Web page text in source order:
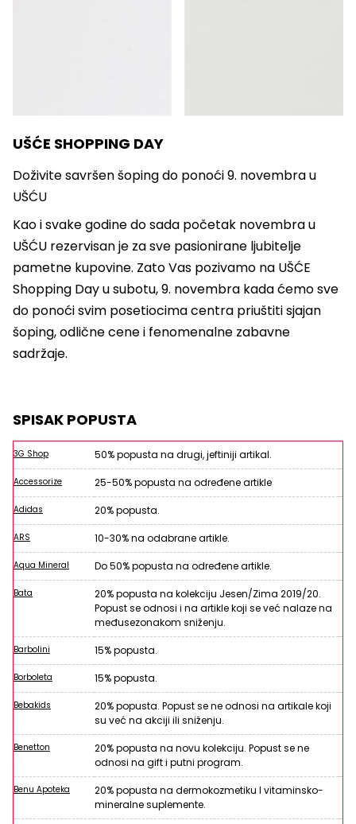
UŠĆE SHOPPING DAY
Doživite savršen šoping do ponoći 9. novembra u
UŠĆU
Kao i svake godine do sada početak novembra u
UŠĆU rezervisan je za sve pasionirane ljubitelje
pametne kupovine. Zato Vas pozivamo na UŠĆE
Shopping Day u subotu, 9. novembra kada ćemo sve
do ponoći svim posetiocima centra priuštiti sjajan
šoping, odlične cene i fenomenalne zabavne
sadržaje.
SPISAK POPUSTA
3G Shop 50% popusta na drugi, jeftiniji artikal.
Accessorize 25-50% popusta na određene artikle
Adidas 20% popusta.
ARS 10-30% na odabrane artikle.
Aqua Mineral Do 50% popusta na određene artikle.
Bata
20% popusta na kolekciju Jesen/Zima 2019/20.
Popust se odnosi i na artikle koji se već nalaze na
međusezonakom sniženju.
Barbolini 15% popusta.
Borboleta 15% popusta.
Bebakids
20% popusta. Popust se ne odnosi na artikale koji
su već na akciji ili sniženju.
Benetton
20% popusta na novu kolekciju. Popust se ne
odnosi na gift i putni program.
Benu Apoteka
20% popusta na dermokozmetiku I vitaminsko-
mineralne suplemente.